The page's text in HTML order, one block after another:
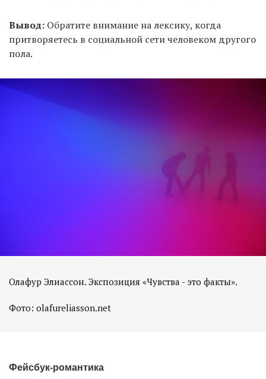
Вывод: Обратите внимание на лексику, когда
притворяетесь в социальной сети человеком другого
пола.
Олафур Элиассон. Экспозиция «Чувства - это факты».
Фото: olafureliasson.net
Фейсбук-романтика